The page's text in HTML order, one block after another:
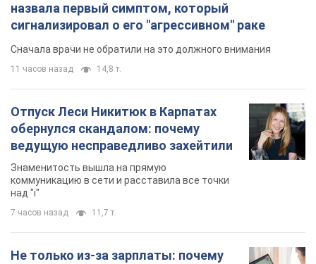
назвала первый симптом, который
сигнализировал о его "агрессивном" раке
Сначала врачи не обратили на это должного внимания
11 часов назад 14,8 т.
Отпуск Леси Никитюк в Карпатах
обернулся скандалом: почему
ведущую несправедливо захейтили
Знаменитость вышла на прямую
коммуникацию в сети и расставила все точки
над "i"
7 часов назад 11,7 т.
Не только из-за зарплаты: почему